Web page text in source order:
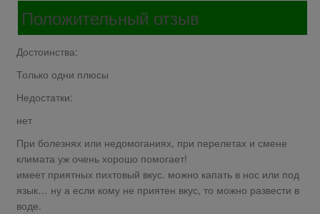
Положительный отзыв
Достоинства:
Только одни плюсы
Недостатки:
нет
При болезнях или недомоганиях, при перелетах и смене
климата уж очень хорошо помогает!
имеет приятных пихтовый вкус. можно капать в нос или под
язык… ну а если кому не приятен вкус, то можно развести в
воде.